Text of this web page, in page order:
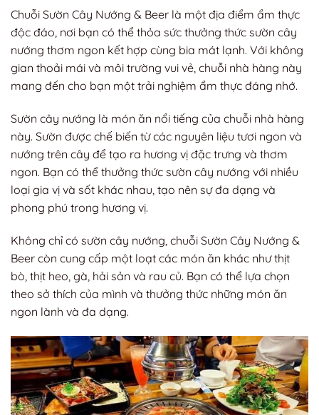
Chuỗi Sườn Cây Nướng & Beer là một địa điểm ẩm thực
độc đáo, nơi bạn có thể thỏa sức thưởng thức sườn cây
nướng thơm ngon kết hợp cùng bia mát lạnh. Với không
gian thoải mái và môi trường vui vẻ, chuỗi nhà hàng này
mang đến cho bạn một trải nghiệm ẩm thực đáng nhớ.
Sườn cây nướng là món ăn nổi tiếng của chuỗi nhà hàng
này. Sườn được chế biến từ các nguyên liệu tươi ngon và
nướng trên cây để tạo ra hương vị đặc trưng và thơm
ngon. Bạn có thể thưởng thức sườn cây nướng với nhiều
loại gia vị và sốt khác nhau, tạo nên sự đa dạng và
phong phú trong hương vị.
Không chỉ có sườn cây nướng, chuỗi Sườn Cây Nướng &
Beer còn cung cấp một loạt các món ăn khác như thịt
bò, thịt heo, gà, hải sản và rau củ. Bạn có thể lựa chọn
theo sở thích của mình và thưởng thức những món ăn
ngon lành và đa dạng.